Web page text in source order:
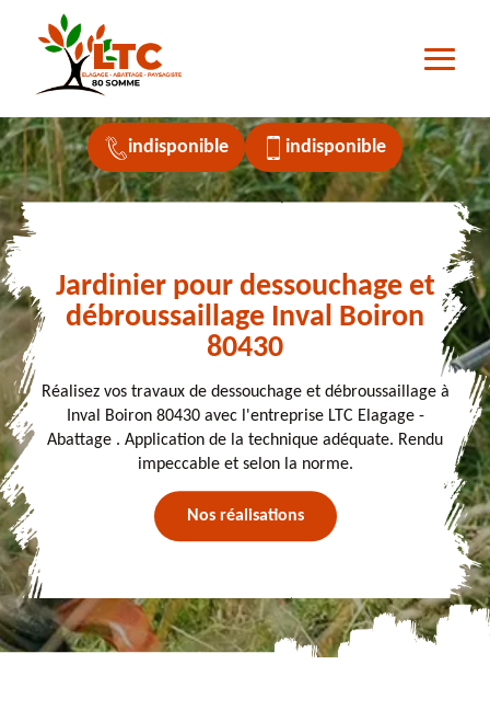
indisponible indisponible
Jardinier pour dessouchage et
débroussaillage Inval Boiron
80430
Réalisez vos travaux de dessouchage et débroussaillage à
Inval Boiron 80430 avec l'entreprise LTC Elagage -
Abattage . Application de la technique adéquate. Rendu
impeccable et selon la norme.
Nos réalisations